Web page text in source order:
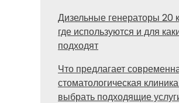
Дизельные генераторы 20
где используются и для
подходят
Что предлагает
стоматологическая
выбрать подходящие